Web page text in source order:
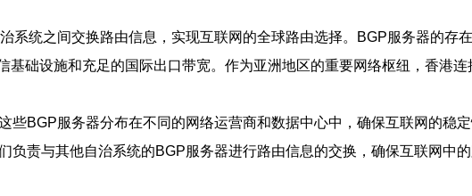
系统之间交换路由信息，实现互联网的全球路由选择。BGP服务器的存
础设施和充足的国际出口带宽。作为亚洲地区的重要网络枢纽，香港
BGP服务器分布在不同的网络运营商和数据中心中，确保互联网的稳定
负责与其他自治系统的BGP服务器进行路由信息的交换，确保互联网中